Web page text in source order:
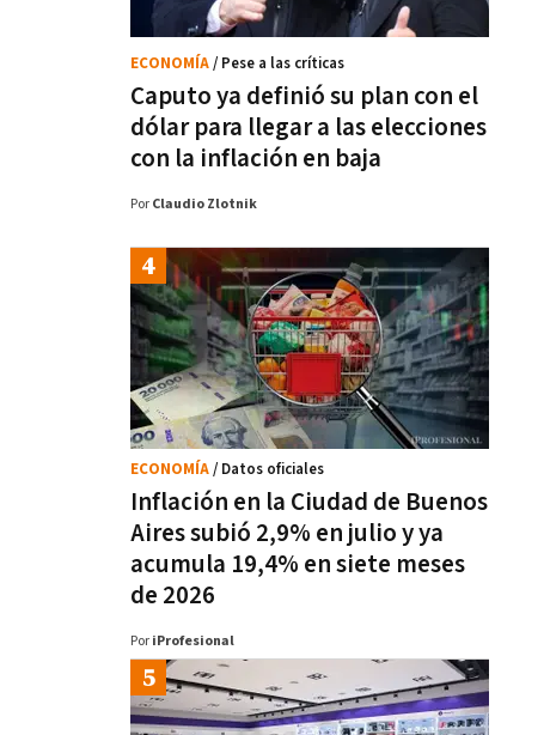
Caputo ya definió su plan con el
dólar para llegar a las elecciones
con la inflación en baja
ECONOMÍA/ Pese a las críticas
Por Claudio Zlotnik
Inflación en la Ciudad de Buenos
Aires subió 2,9% en julio y ya
acumula 19,4% en siete meses
de 2026
ECONOMÍA/ Datos oficiales
Por iProfesional